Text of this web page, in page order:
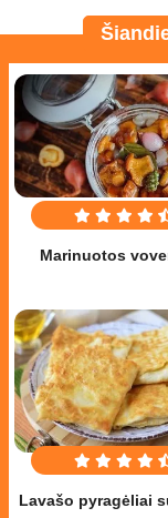
Marinuotos
Lavašo pyragėliai